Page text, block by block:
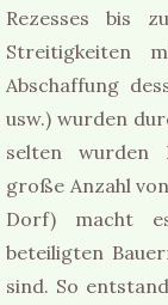
Rezesses bis
Streitigkeiten
Abschaffung
usw.) wurden
selten wurden
große Anzahl
Dorf) macht
beteiligten
sind. So